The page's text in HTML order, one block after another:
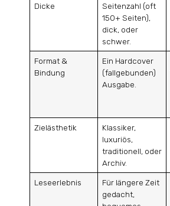
Dicke
Seitenzahl (oft
150+ Seiten),
dick, oder
schwer.
Format &
Bindung
Ein Hardcover
(fallgebunden)
Ausgabe.
Zielästhetik
Klassiker,
luxuriös,
traditionell, oder
Archiv.
Leseerlebnis
Für längere Zeit
gedacht,